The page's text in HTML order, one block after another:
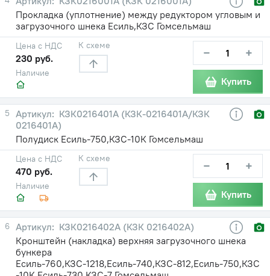
Прокладка (уплотнение) между редуктором угловым и
загрузочного шнека Есиль,КЗС Гомсельмаш
Наличие
Цена с НДС
230 руб.
К схеме − +
Купить
5
КЗК0216401А (КЗК-0216401А/КЗК
0216401А)
Полудиск Есиль-750,КЗС-10К Гомсельмаш
Наличие
Цена с НДС
470 руб.
К схеме − +
Купить
6
КЗК0216402А (КЗК 0216402А)
Кронштейн (накладка) верхняя загрузочного шнека
бункера
Есиль-760,КЗС-1218,Есиль-740,КЗС-812,Есиль-750,КЗС